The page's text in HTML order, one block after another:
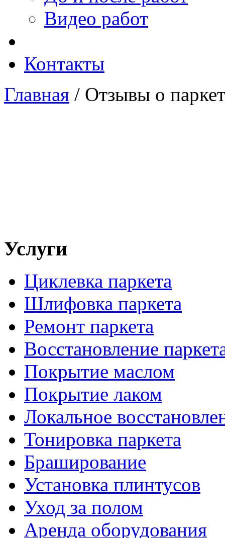
Видео работ
Контакты
Главная / Отзывы о
Услуги
Циклевка паркета
Шлифовка паркета
Ремонт паркета
Восстановление
Покрытие маслом
Покрытие лаком
Локальное
Тонировка паркета
Браширование
Установка плинтусов
Уход за полом
Аренда оборудования